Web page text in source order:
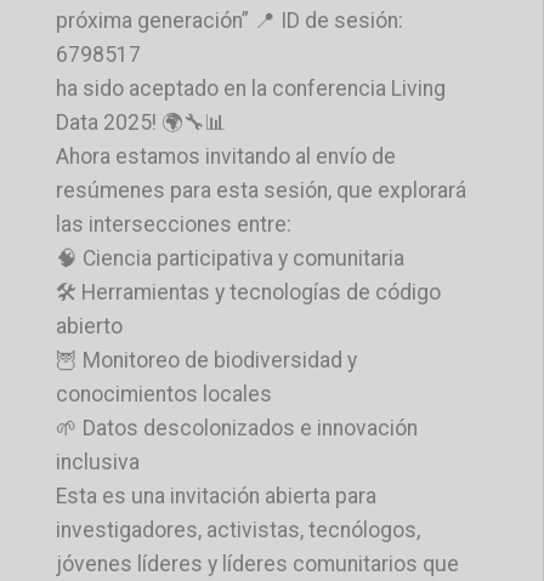
próxima generación” 📍 ID de sesión:
6798517
ha sido aceptado en la conferencia Living
Data 2025! 🌍🔧📊
Ahora estamos invitando al envío de
resúmenes para esta sesión, que explorará
las intersecciones entre:
🧠 Ciencia participativa y comunitaria
🛠️ Herramientas y tecnologías de código
abierto
🦉 Monitoreo de biodiversidad y
conocimientos locales
🌱 Datos descolonizados e innovación
inclusiva
Esta es una invitación abierta para
investigadores, activistas, tecnólogos,
jóvenes líderes y líderes comunitarios que